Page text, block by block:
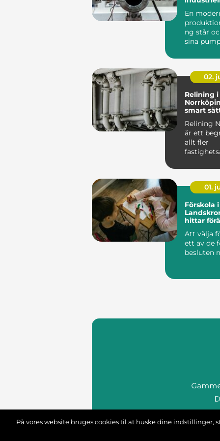
En
ng står
sina
02.
Relining i
smart
Relining
är ett
allt fler
01.
Förskola i
hittar
Att välja
ett av de
besluten
På vores website bruges cookies til at huske dine